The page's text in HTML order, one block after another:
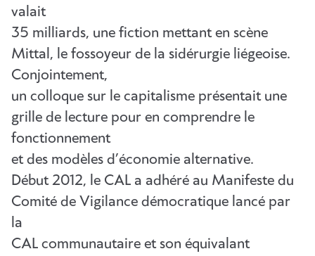
valait
35 milliards, une fiction mettant en scène
Mittal, le fossoyeur de la sidérurgie liégeoise.
Conjointement,
un colloque sur le capitalisme présentait une
grille de lecture pour en comprendre le
fonctionnement
et des modèles d’économie alternative.
Début 2012, le CAL a adhéré au Manifeste du
Comité de Vigilance démocratique lancé par
la
CAL communautaire et son équivalant